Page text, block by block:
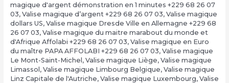
magique d'argent démonstration en 1 minutes +229 68 26 07
03, Valise magique d’argent +229 68 26 07 03, Valise magique
dollars US, Valise magique Dresde Ville en Allemagne +229 68
26 07 03, Valise magique du maitre marabout du monde et
d'Afrique Affolabi +229 68 26 07 03, Valise magique en Euro
du maître PAPA AFFOLABI +229 68 26 07 03, Valise magique
Le Mont-Saint-Michel, Valise magique Liège, Valise magique
Limassol, Valise magique Limbourg Belgique, Valise magique
Linz Capitale de l'Autriche, Valise magique Luxembourg, Valise